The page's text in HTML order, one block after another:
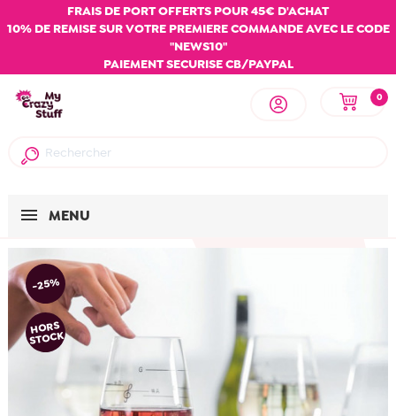
FRAIS DE PORT OFFERTS POUR 45€ D'ACHAT
10% DE REMISE SUR VOTRE PREMIERE COMMANDE AVEC LE CODE
"NEWS10"
PAIEMENT SECURISE CB/PAYPAL
0
MENU
-25%
HORS
STOCK